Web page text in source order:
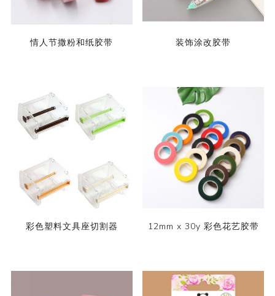
情人节撒粉和纸胶带 装饰涂改胶带
彩色塑料文具座切割器 12mm x 30y 彩色花艺胶带